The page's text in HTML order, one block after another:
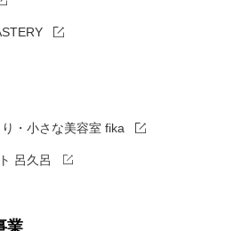
・小さな美容室 fika
呂久呂
業